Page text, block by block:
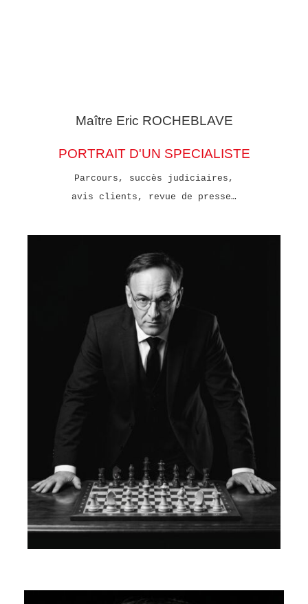
Maître Eric ROCHEBLAVE
PORTRAIT D'UN SPECIALISTE
Parcours, succès judiciaires,
avis clients, revue de presse…